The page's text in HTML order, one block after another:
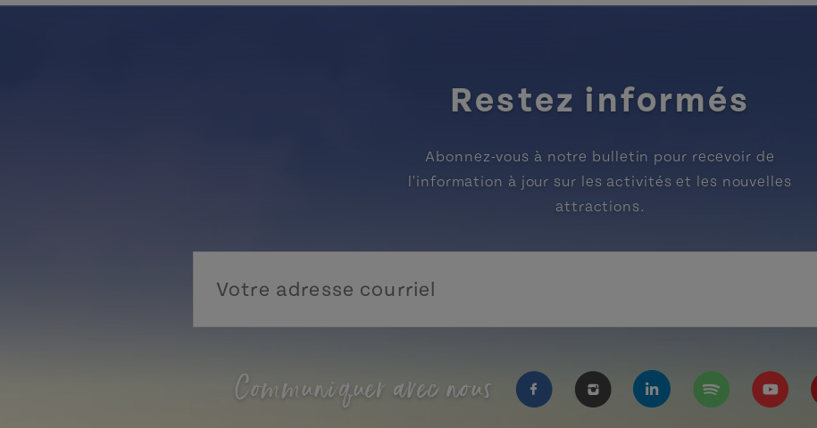
Restez informés
Abonnez-vous à notre bulletin pour recevoir de
l'information à jour sur les activités et les nouvelles
attractions.
Communiquer avec nous